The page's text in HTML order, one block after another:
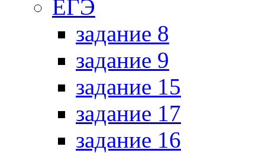
ЕГЭ
задание 8
задание 9
задание 15
задание 17
задание 16